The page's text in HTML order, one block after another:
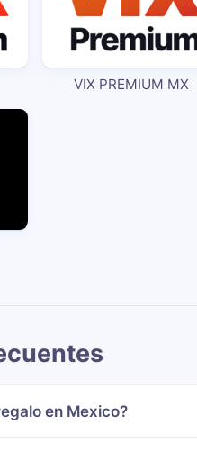
VIX PREMIUM MX
en Mexico?